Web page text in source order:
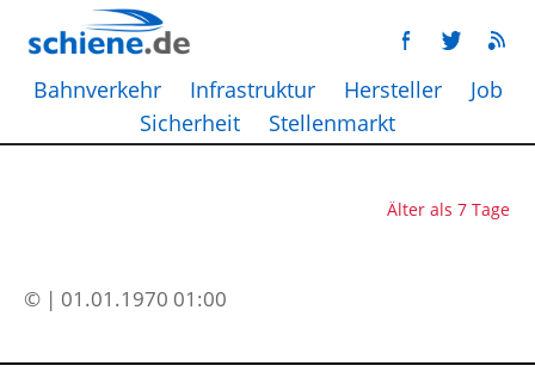
Bahnverkehr Infrastruktur Hersteller
Job
Sicherheit
Stellenmarkt
Älter als 7 Tage
© | 01.01.1970 01:00